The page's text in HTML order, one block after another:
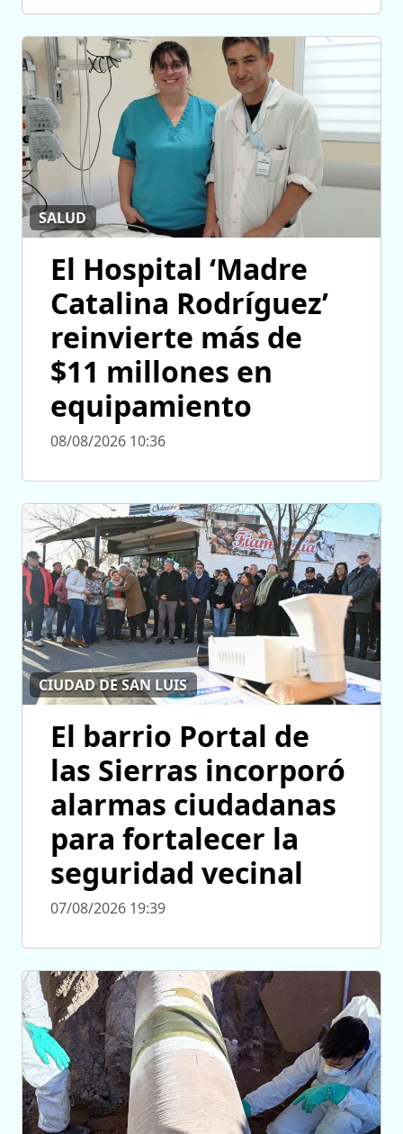
SALUD
El Hospital ‘Madre
Catalina Rodríguez’
reinvierte más de
$11 millones en
equipamiento
08/08/2026 10:36
CIUDAD DE SAN LUIS
El barrio Portal de
las Sierras incorporó
alarmas ciudadanas
para fortalecer la
seguridad vecinal
07/08/2026 19:39